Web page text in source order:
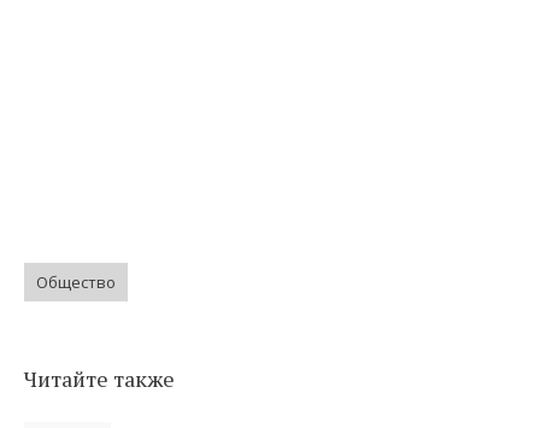
Общество
Читайте также